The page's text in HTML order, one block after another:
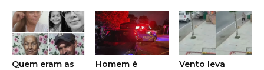
Quem eram as
Homem é
Vento leva